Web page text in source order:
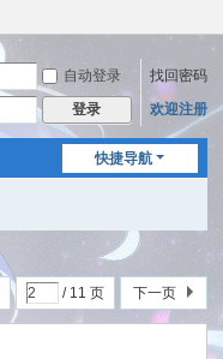
自动登录
找回密码
登录 欢迎注册
快捷导航
/ 11 页 下一页